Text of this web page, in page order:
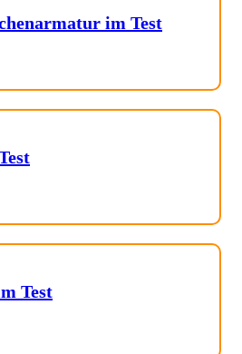
im Test
Test